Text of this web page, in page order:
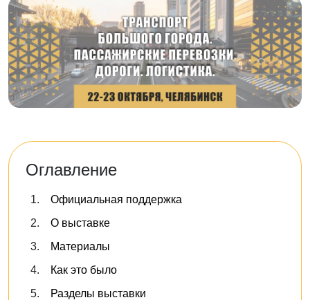
Оглавление
Официальная поддержка
О выставке
Материалы
Как это было
Разделы выставки